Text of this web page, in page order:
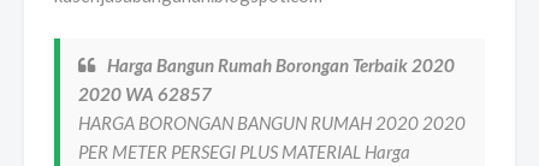
Harga Bangun Rumah Borongan Terbaik 2020
2020 WA 62857
HARGA BORONGAN BANGUN RUMAH 2020 2020
PER METER PERSEGI PLUS MATERIAL Harga